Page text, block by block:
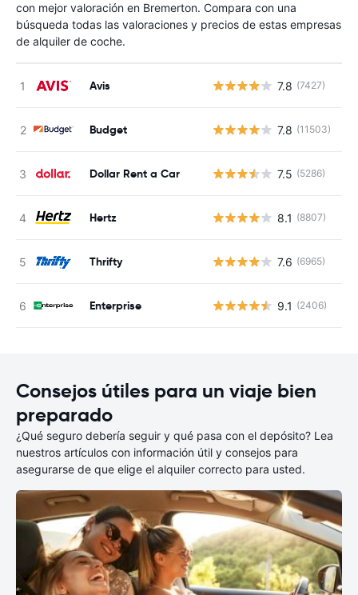
con mejor valoración en Bremerton. Compara con una
búsqueda todas las valoraciones y precios de estas empresas
de alquiler de coche.
Avis 7.8 (7427)
Budget 7.8 (11503)
Dollar Rent a Car 7.5 (5286)
Hertz 8.1 (8807)
Thrifty 7.6 (6965)
Enterprise 9.1 (2406)
Consejos útiles para un viaje bien
preparado
¿Qué seguro debería seguir y qué pasa con el depósito? Lea
nuestros artículos con información útil y consejos para
asegurarse de que elige el alquiler correcto para usted.